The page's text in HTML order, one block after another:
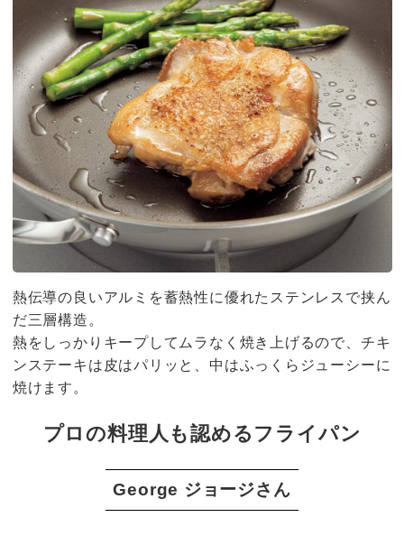
熱伝導の良いアルミを蓄熱性に優れたステンレスで挟ん
だ三層構造。
熱をしっかりキープしてムラなく焼き上げるので、チキ
ンステーキは皮はパリッと、中はふっくらジューシーに
焼けます。
プロの料理人も認めるフライパン
George ジョージさん